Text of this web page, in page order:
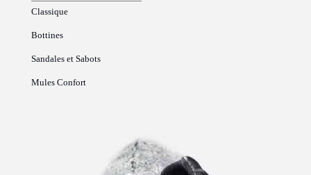
Classique
Bottines
Sandales et Sabots
Mules Confort